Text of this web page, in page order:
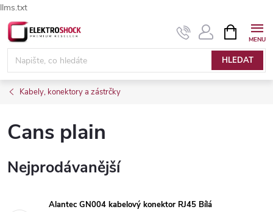
llms.txt
Přejít
na
obsah
HLEDAT
NÁKUPNÍ
KOŠÍK
Kabely, konektory a zástrčky
Cans plain
Nejprodávanější
Alantec GN004 kabelový konektor RJ45 Bílá
Elektroshock.cz - Chat